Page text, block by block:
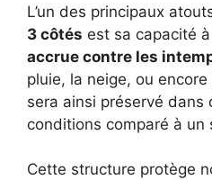
L’un des principaux
3 côtés est sa capacité
accrue contre les
pluie, la neige, ou encore
sera ainsi préservé dans
conditions comparé à un
Cette structure protège